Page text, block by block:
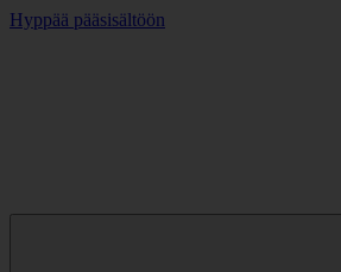
Hyppää pääsisältöön